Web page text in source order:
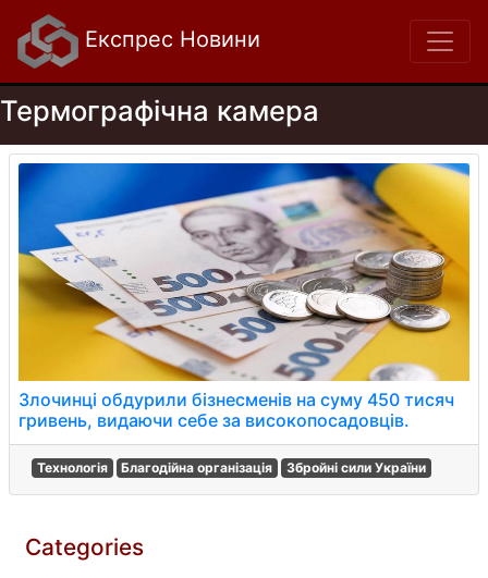
Експрес Новини
Термографічна камера
Злочинці обдурили бізнесменів на суму 450 тисяч
гривень, видаючи себе за високопосадовців.
Технологія Благодійна організація Збройні сили України
Categories